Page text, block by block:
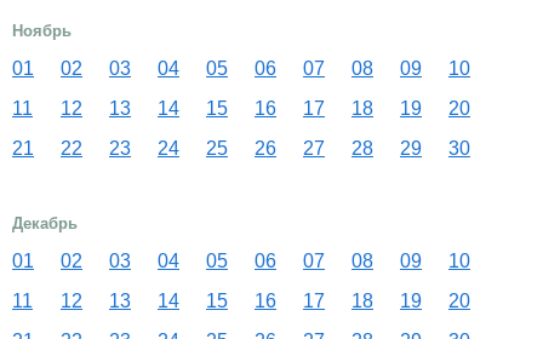
Ноябрь
01 02 03 04 05 06 07 08 09
10
11
12 13 14 15 16 17 18 19
20
21
22 23 24 25 26 27 28 29 30
Декабрь
01 02 03 04 05 06 07 08 09
10
11
12 13 14 15 16 17 18 19
20